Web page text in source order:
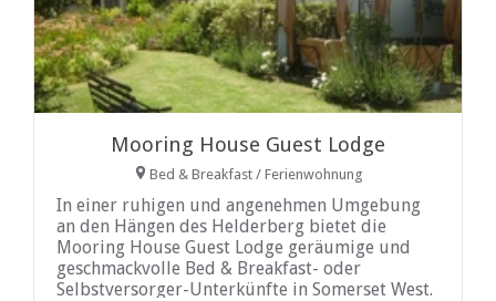
Mooring House Guest Lodge
Bed & Breakfast / Ferienwohnung
In einer ruhigen und angenehmen Umgebung
an den Hängen des Helderberg bietet die
Mooring House Guest Lodge geräumige und
geschmackvolle Bed & Breakfast- oder
Selbstversorger-Unterkünfte in Somerset West.